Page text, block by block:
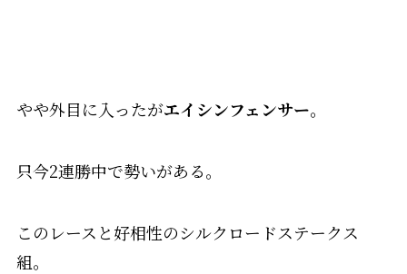
やや外目に入ったがエイシンフェンサー。
只今2連勝中で勢いがある。
このレースと好相性のシルクロードステークス
組。